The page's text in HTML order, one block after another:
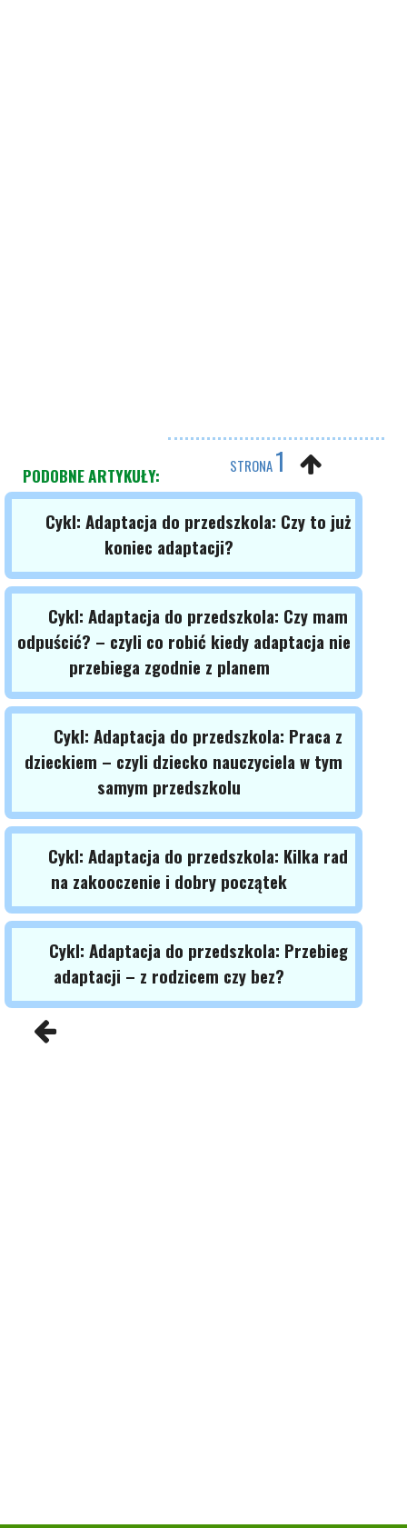
STRONA1
PODOBNE ARTYKUŁY:
Cykl: Adaptacja do przedszkola: Czy to już
koniec adaptacji?
Cykl: Adaptacja do przedszkola: Czy mam
odpuścić? – czyli co robić kiedy adaptacja nie
przebiega zgodnie z planem
Cykl: Adaptacja do przedszkola: Praca z
dzieckiem – czyli dziecko nauczyciela w tym
samym przedszkolu
Cykl: Adaptacja do przedszkola: Kilka rad
na zakooczenie i dobry początek
Cykl: Adaptacja do przedszkola: Przebieg
adaptacji – z rodzicem czy bez?